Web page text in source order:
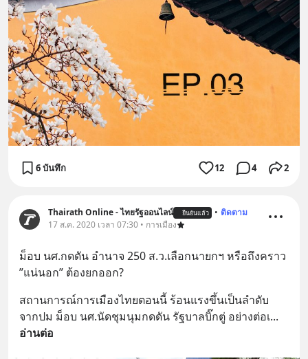
6 บันทึก 12 4 2
Thairath Online - ไทยรัฐออนไลน์ ยืนยันแล้ว • ติดตาม
17 ส.ค. 2020 เวลา 07:30 • การเมือง
ม็อบ นศ.กดดัน อำนาจ 250 ส.ว.เลือกนายกฯ หรือถึงคราว
”แน่นอก” ต้องยกออก?
สถานการณ์การเมืองไทยตอนนี้ ร้อนแรงขึ้นเป็นลำดับ
จากปม ม็อบ นศ.นัดชุมนุมกดดัน รัฐบาลบิ๊กตู่ อย่างต่อเ
อ่านต่อ